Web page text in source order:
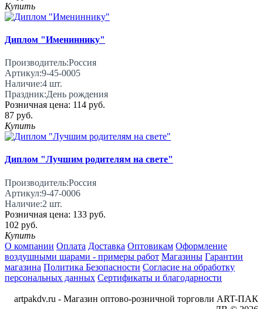
Купить
Диплом "Имениннику"
Производитель:Россия
Артикул:9-45-0005
Наличие:4 шт.
Праздник:День рождения
Розничная цена: 114 руб.
87 руб.
Купить
Диплом "Лучшим родителям на свете"
Производитель:Россия
Артикул:9-47-0006
Наличие:2 шт.
Розничная цена: 133 руб.
102 руб.
Купить
О компании Оплата Доставка Оптовикам Оформление
воздушными шарами - примеры работ Магазины Гарантии
магазина Политика Безопасности Согласие на обработку
персональных данных Сертификаты и благодарности
artpakdv.ru - Магазин оптово-розничной торговли ART-ПАК